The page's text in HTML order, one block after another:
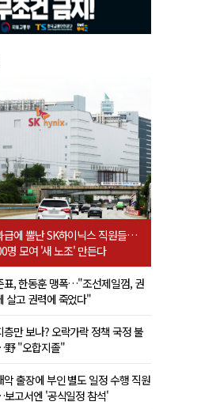
급에 뿔난 SK하이닉스 직원들…
명 모여 '새 노조' 만든다
표, 한동훈 맹폭…"조선제일껌, 권
살고 권력에 죽었다"
층만 보나? 오락가락 정책 국정 불
"오합지졸"
악 출장에 부인 별도 일정 수행 직원
고서엔 '공식일정 참석'